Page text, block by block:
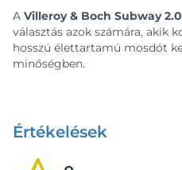
A Villeroy & Boch Subway
választás azok számára, akik
hosszú élettartamú mosdót
minőségben.
Értékelések